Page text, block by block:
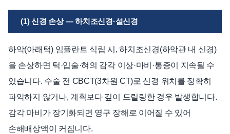
(1) 신경 손상 — 하치조신경·설신경
하악(아래턱) 임플란트 식립 시, 하치조신경(하악관 내 신경)
을 손상하면 턱·입술·혀의 감각 이상·마비·통증이 지속될 수
있습니다. 수술 전 CBCT(3차원 CT)로 신경 위치를 정확히
파악하지 않거나, 계획보다 깊이 드릴링한 경우 발생합니다.
감각 마비가 장기화되면 영구 장해로 이어질 수 있어
손해배상액이 커집니다.